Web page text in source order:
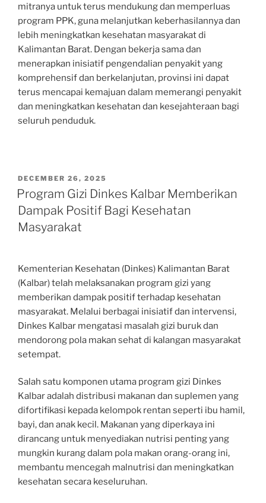
mitranya untuk terus mendukung dan memperluas
program PPK, guna melanjutkan keberhasilannya dan
lebih meningkatkan kesehatan masyarakat di
Kalimantan Barat. Dengan bekerja sama dan
menerapkan inisiatif pengendalian penyakit yang
komprehensif dan berkelanjutan, provinsi ini dapat
terus mencapai kemajuan dalam memerangi penyakit
dan meningkatkan kesehatan dan kesejahteraan bagi
seluruh penduduk.
POSTED
ON
DECEMBER 26, 2025
Program Gizi Dinkes Kalbar Memberikan
Dampak Positif Bagi Kesehatan
Masyarakat
Kementerian Kesehatan (Dinkes) Kalimantan Barat
(Kalbar) telah melaksanakan program gizi yang
memberikan dampak positif terhadap kesehatan
masyarakat. Melalui berbagai inisiatif dan intervensi,
Dinkes Kalbar mengatasi masalah gizi buruk dan
mendorong pola makan sehat di kalangan masyarakat
setempat.
Salah satu komponen utama program gizi Dinkes
Kalbar adalah distribusi makanan dan suplemen yang
difortifikasi kepada kelompok rentan seperti ibu hamil,
bayi, dan anak kecil. Makanan yang diperkaya ini
dirancang untuk menyediakan nutrisi penting yang
mungkin kurang dalam pola makan orang-orang ini,
membantu mencegah malnutrisi dan meningkatkan
kesehatan secara keseluruhan.